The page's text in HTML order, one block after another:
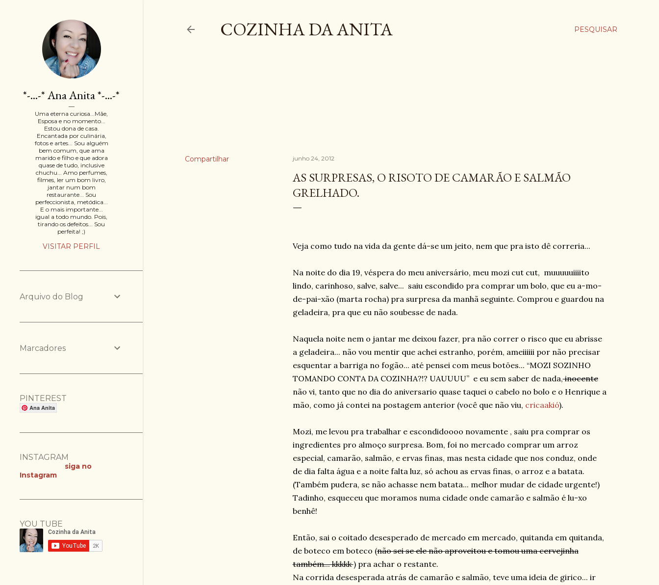
PESQUISAR
COZINHA DA ANITA
Compartilhar junho 24, 2012
AS SURPRESAS, O RISOTO DE CAMARÃO E SALMÃO
GRELHADO.
Veja como tudo na vida da gente dá-se um jeito, nem que pra isto dê correria...
Na noite do dia 19, véspera do meu aniversário, meu mozi cut cut, muuuuuiiiito
lindo, carinhoso, salve, salve... saiu escondido pra comprar um bolo, que eu a-mo-
de-pai-xão (marta rocha) pra surpresa da manhã seguinte. Comprou e guardou na
geladeira, pra que eu não soubesse de nada.
Naquela noite nem o jantar me deixou fazer, pra não correr o risco que eu abrisse
a geladeira... não vou mentir que achei estranho, porém, ameiiiiii por não precisar
esquentar a barriga no fogão... até pensei com meus botões... “MOZI SOZINHO
TOMANDO CONTA DA COZINHA?!? UAUUUU” e eu sem saber de nada,inocente
não vi, tanto que no dia do aniversario quase taquei o cabelo no bolo e o Henrique a
mão, como já contei na postagem anterior (você que não viu, cricaakió).
Mozi, me levou pra trabalhar e escondidoooo novamente , saiu pra comprar os
ingredientes pro almoço surpresa. Bom, foi no mercado comprar um arroz
especial, camarão, salmão, e ervas finas, mas nesta cidade que nos conduz, onde
de dia falta água e a noite falta luz, só achou as ervas finas, o arroz e a batata.
(Também pudera, se não achasse nem batata... melhor mudar de cidade urgente!)
Tadinho, esqueceu que moramos numa cidade onde camarão e salmão é lu-xo
benhê!
Então, sai o coitado desesperado de mercado em mercado, quitanda em quitanda,
de boteco em boteco (não sei se ele não aproveitou e tomou uma cervejinha
também... kkkkk) pra achar o restante.
Na corrida desesperada atrás de camarão e salmão, teve uma ideia de girico... ir
*-...-* Ana Anita *-...-*
Uma eterna curiosa...Mãe,
Esposa e no momento...
Estou dona de casa.
Encantada por culinária,
fotos e artes... Sou alguém
bem comum, que ama
marido e filho e que adora
quase de tudo, inclusive
chuchu... Amo perfumes,
filmes, ler um bom livro,
jantar num bom
restaurante... Sou
perfeccionista, metódica...
E o mais importante...
igual a todo mundo. Pois,
tirando os defeitos... Sou
perfeita! ;)
VISITAR PERFIL
Arquivo do Blog
Marcadores
PINTEREST
Ana Anita
INSTAGRAM
siga no
Instagram
YOU TUBE